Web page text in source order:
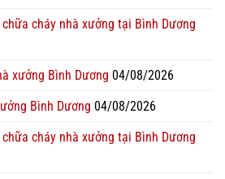
cháy nhà xưởng tại Bình Dương
xưởng Bình Dương 04/08/2026
Bình Dương 04/08/2026
cháy nhà xưởng tại Bình Dương